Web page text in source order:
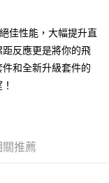
佳性能，大幅提升直
反應更是將你的飛
和全新升級套件的
關推薦